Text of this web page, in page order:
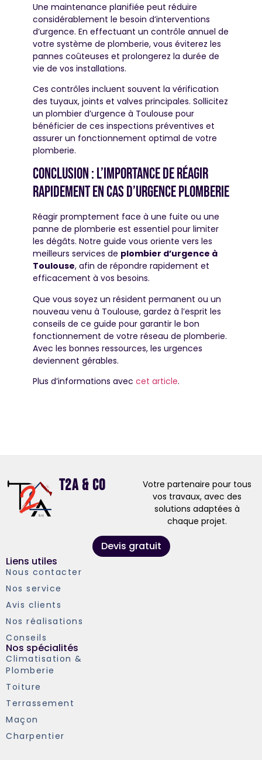
Une maintenance planifiée peut réduire
considérablement le besoin d’interventions
d’urgence. En effectuant un contrôle annuel de
votre système de plomberie, vous éviterez les
pannes coûteuses et prolongerez la durée de
vie de vos installations.
Ces contrôles incluent souvent la vérification
des tuyaux, joints et valves principales. Sollicitez
un plombier d’urgence à Toulouse pour
bénéficier de ces inspections préventives et
assurer un fonctionnement optimal de votre
plomberie.
Conclusion : l’importance de réagir
rapidement en cas d’urgence plomberie
Réagir promptement face à une fuite ou une
panne de plomberie est essentiel pour limiter
les dégâts. Notre guide vous oriente vers les
meilleurs services de plombier d’urgence à
Toulouse, afin de répondre rapidement et
efficacement à vos besoins.
Que vous soyez un résident permanent ou un
nouveau venu à Toulouse, gardez à l’esprit les
conseils de ce guide pour garantir le bon
fonctionnement de votre réseau de plomberie.
Avec les bonnes ressources, les urgences
deviennent gérables.
Plus d’informations avec cet article.
Liens utiles
Nous contacter
Nos service
Avis clients
Nos réalisations
Conseils
Nos spécialités
Climatisation &
Plomberie
Toiture
Terrassement
Maçon
Charpentier
T2A & Co
Votre partenaire pour tous
vos travaux, avec des
solutions adaptées à
chaque projet.
Devis gratuit